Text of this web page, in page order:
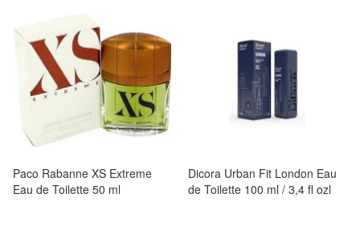
Paco Rabanne XS Extreme
Eau de Toilette 50 ml
Dicora Urban Fit London Eau
de Toilette 100 ml / 3,4 fl ozl